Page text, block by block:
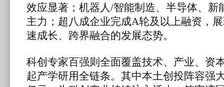
效应显著；机器人/智能制造、半导体、新
主力；超八成企业完成A轮及以上融资，
速成长、跨界融合的发展态势。
科创专家百强则全面覆盖技术、产业、资
起产学研用全链条。其中本土创投阵容强